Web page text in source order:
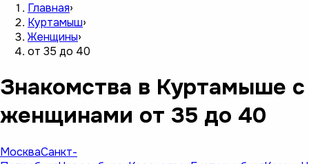
Главная›
Куртамыш›
Женщины›
от 35 до 40
Знакомства в Куртамыше с
женщинами от 35 до 40
МоскваСанкт-